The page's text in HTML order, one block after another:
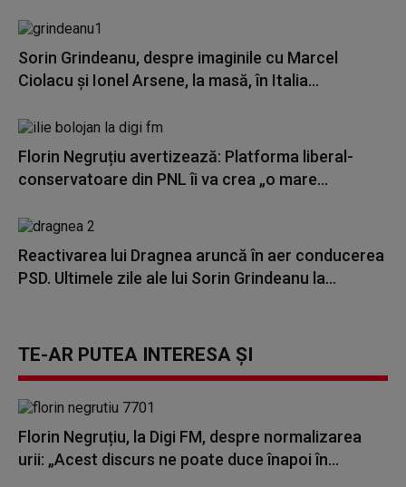
Sorin Grindeanu, despre imaginile cu Marcel
Ciolacu şi Ionel Arsene, la masă, în Italia...
Florin Negruțiu avertizează: Platforma liberal-
conservatoare din PNL îi va crea „o mare...
Reactivarea lui Dragnea aruncă în aer conducerea
PSD. Ultimele zile ale lui Sorin Grindeanu la...
TE-AR PUTEA INTERESA ȘI
Florin Negruțiu, la Digi FM, despre normalizarea
urii: „Acest discurs ne poate duce înapoi în...